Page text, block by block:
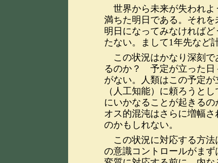
世界から未来が失われ
満ちた明日である。それ
明日になってみなければ
たない。まして1年先など
この状況はかなり深刻で
るのか？ 予定が立った日
がない。人類はこの予定
（人工知能）に頼ろうと
にいかなることが起きる
オス的混沌はさらに増幅
のかもしれない。
この状況に対応する方法
の意識コントロールがま